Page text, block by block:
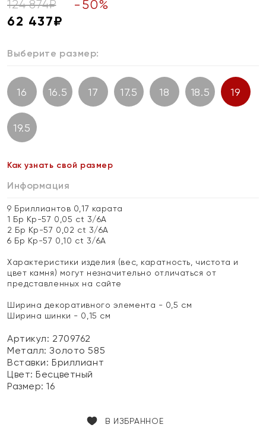
124 874₽ - 50%
62 437₽
Выберите размер:
16 16.5 17 17.5 18 18.5 19
19.5
Как узнать свой размер
Информация
9 Бриллиантов 0,17 карата
1 Бр Кр-57 0,05 ct 3/6А
2 Бр Кр-57 0,02 ct 3/6А
6 Бр Кр-57 0,10 ct 3/6А
Характеристики изделия (вес, каратность, чистота и
цвет камня) могут незначительно отличаться от
представленных на сайте
Ширина декоративного элемента - 0,5 см
Ширина шинки - 0,15 см
Артикул: 2709762
Металл:Золото 585
Вставки:Бриллиант
Цвет:Бесцветный
Размер:16
В ИЗБРАННОЕ